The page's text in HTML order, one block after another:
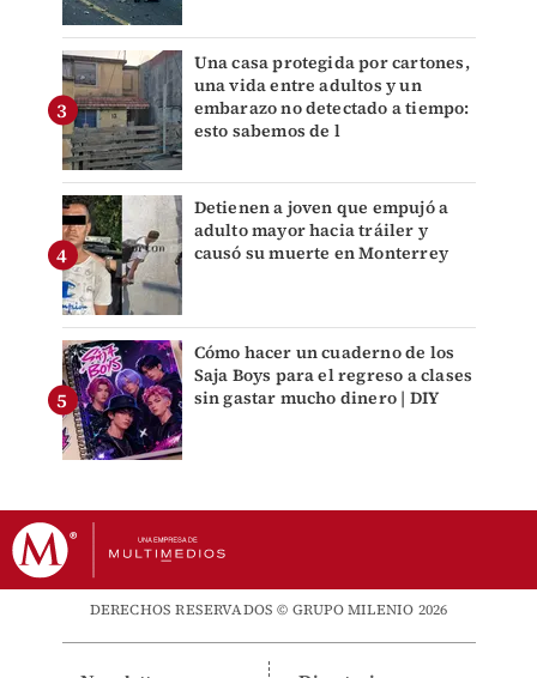
Una casa protegida por cartones,
una vida entre adultos y un
embarazo no detectado a tiempo:
esto sabemos de l
Detienen a joven que empujó a
adulto mayor hacia tráiler y
causó su muerte en Monterrey
Cómo hacer un cuaderno de los
Saja Boys para el regreso a clases
sin gastar mucho dinero | DIY
DERECHOS RESERVADOS © GRUPO MILENIO 2026